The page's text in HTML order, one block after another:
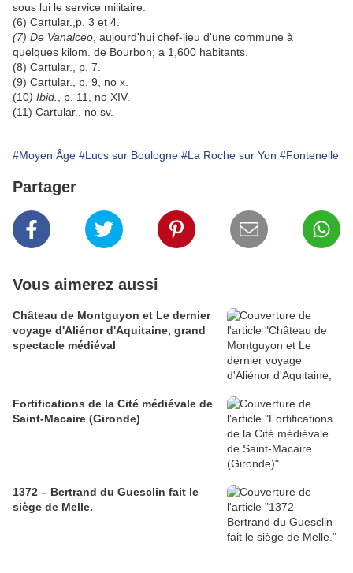
sous lui le service militaire.
(6) Cartular.,p. 3 et 4.
(7) De Vanalceo , aujourd'hui chef-lieu d'une commune à
quelques kilom. de Bourbon; a 1,600 habitants.
(8) Cartular., p. 7.
(9) Cartular., p. 9, no x.
(10) Ibid.
, p. 11, no XIV.
(11) Cartular., no sv.
#Moyen Âge #Lucs sur Boulogne #La Roche sur Yon #Fontenelle
Partager
Vous aimerez aussi
Château de Montguyon et Le dernier
voyage d'Aliénor d'Aquitaine, grand
spectacle médiéval
Fortifications de la Cité médiévale de
Saint-Macaire (Gironde)
1372 – Bertrand du Guesclin fait le
siège de Melle.